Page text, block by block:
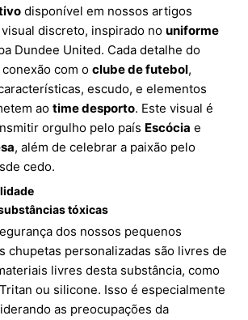
disponível em nossos artigos
discreto, inspirado no uniforme
Dundee United. Cada detalhe do
com o clube de futebol,
escudo, e elementos
ao time desporto. Este visual é
orgulho pelo país Escócia e
, além de celebrar a paixão pelo
cedo.
tóxicas
dos nossos pequenos
chupetas personalizadas são livres de
livres desta substância, como
ou silicone. Isso é especialmente
as preocupações da